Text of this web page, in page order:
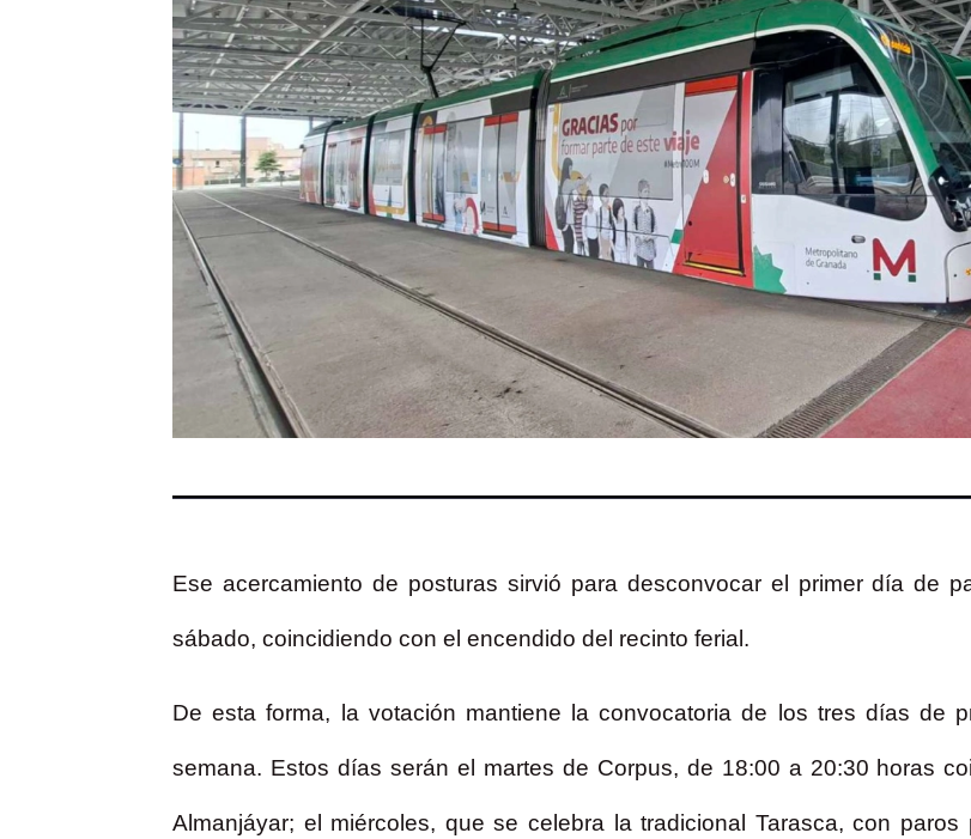
Ese acercamiento de posturas sirvió para desconvocar el primer día de
sábado, coincidiendo con el encendido del recinto ferial.
De esta forma, la votación mantiene la convocatoria de los tres días de
semana. Estos días serán el martes de Corpus, de 18:00 a 20:30 horas
Almanjáyar; el miércoles, que se celebra la tradicional Tarasca, con